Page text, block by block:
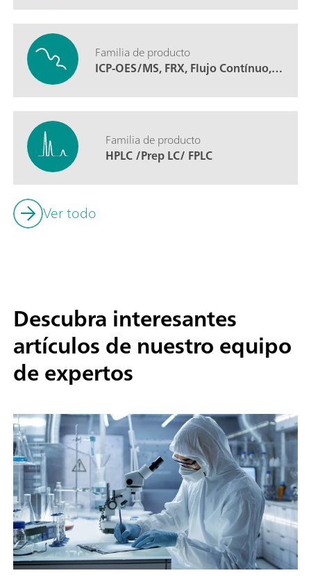
Familia de producto
ICP-OES/MS, FRX, Flujo Contínuo, Multiparamétrico selectivo y Analizadores de Hg
Familia de producto
HPLC /Prep LC/ FPLC
Ver todo
Descubra interesantes
artículos de nuestro equipo
de expertos